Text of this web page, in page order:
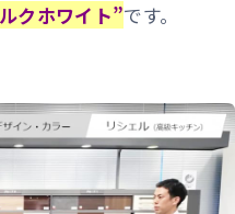
クホワイト”です。